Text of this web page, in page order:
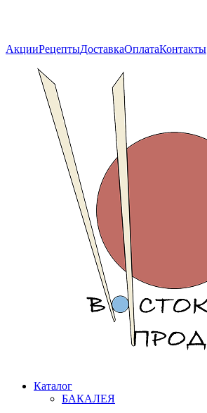
АкцииРецептыДоставкаОплатаКонтакты
Каталог
БАКАЛЕЯ